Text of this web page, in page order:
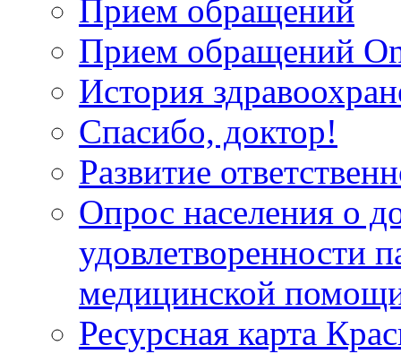
Прием обращений
Прием обращений
История
Спасибо, доктор!
Развитие
Опрос населения о
удовлетворенности
медицинской
Ресурсная карта